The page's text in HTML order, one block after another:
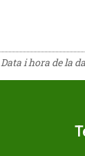
Data i hora de la